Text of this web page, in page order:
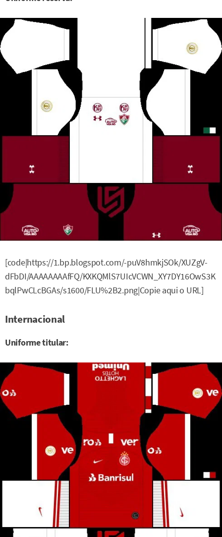
[code|https://1.bp.blogspot.com/-puV8hmkjSOk/XUZgV-
dFbDI/AAAAAAAAfFQ/KXKQMlS7UIcVCWN_XY7DY16OwS3K
bqlPwCLcBGAs/s1600/FLU%2B2.png|Copie aqui o URL]
Internacional
Uniforme titular: